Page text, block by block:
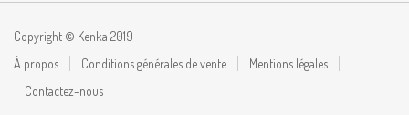
Copyright © Kenka 2019
À propos
Conditions générales de vente
Mentions légales
Contactez-nous